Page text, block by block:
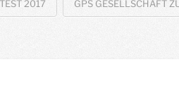
2017 GPS GESELLSCHAFT